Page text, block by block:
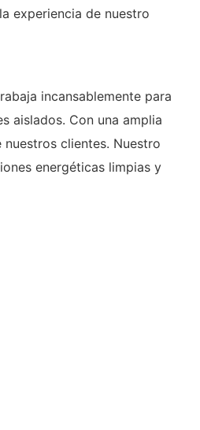
experiencia de nuestro
incansablemente para
aislados. Con una amplia
clientes. Nuestro
energéticas limpias y